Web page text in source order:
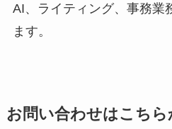
AI、ライティング、事務業
ます。
お問い合わせはこちら